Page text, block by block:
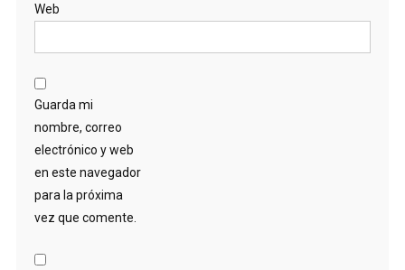
Web
Guarda mi
nombre, correo
electrónico y web
en este navegador
para la próxima
vez que comente.